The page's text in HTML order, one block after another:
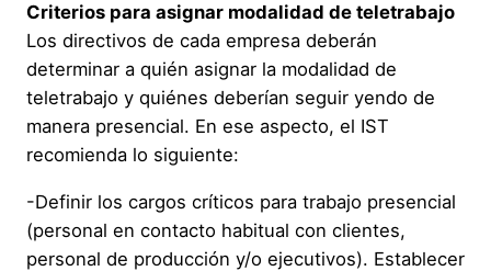
Criterios para asignar modalidad de teletrabajo
Los directivos de cada empresa deberán
determinar a quién asignar la modalidad de
teletrabajo y quiénes deberían seguir yendo de
manera presencial. En ese aspecto, el IST
recomienda lo siguiente:
-Definir los cargos críticos para trabajo presencial
(personal en contacto habitual con clientes,
personal de producción y/o ejecutivos). Establecer